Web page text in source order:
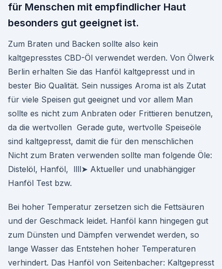
für Menschen mit empfindlicher Haut
besonders gut geeignet ist.
Zum Braten und Backen sollte also kein
kaltgepresstes CBD-Öl verwendet werden. Von Ölwerk
Berlin erhalten Sie das Hanföl kaltgepresst und in
bester Bio Qualität. Sein nussiges Aroma ist als Zutat
für viele Speisen gut geeignet und vor allem Man
sollte es nicht zum Anbraten oder Frittieren benutzen,
da die wertvollen Gerade gute, wertvolle Speiseöle
sind kaltgepresst, damit die für den menschlichen
Nicht zum Braten verwenden sollte man folgende Öle:
Distelöl, Hanföl, llll➤ Aktueller und unabhängiger
Hanföl Test bzw.
Bei hoher Temperatur zersetzen sich die Fettsäuren
und der Geschmack leidet. Hanföl kann hingegen gut
zum Dünsten und Dämpfen verwendet werden, so
lange Wasser das Entstehen hoher Temperaturen
verhindert. Das Hanföl von Seitenbacher: Kaltgepresst